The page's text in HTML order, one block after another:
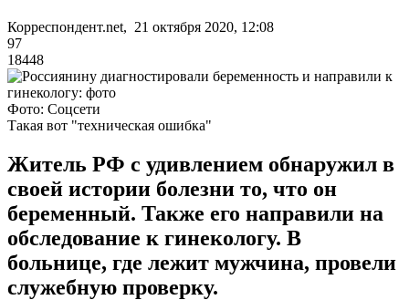
Корреспондент.net, 21 октября 2020, 12:08
97
18448
Фото: Соцсети
Такая вот "техническая ошибка"
Житель РФ с удивлением обнаружил в
своей истории болезни то, что он
беременный. Также его направили на
обследование к гинекологу. В
больнице, где лежит мужчина, провели
служебную проверку.